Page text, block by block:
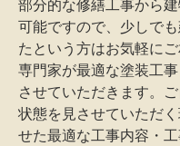
部分的な修繕工事から
可能ですので、少しで
たという方はお気軽に
専門家が最適な塗装工
させていただきます。
状態を見させていただ
せた最適な工事内容・